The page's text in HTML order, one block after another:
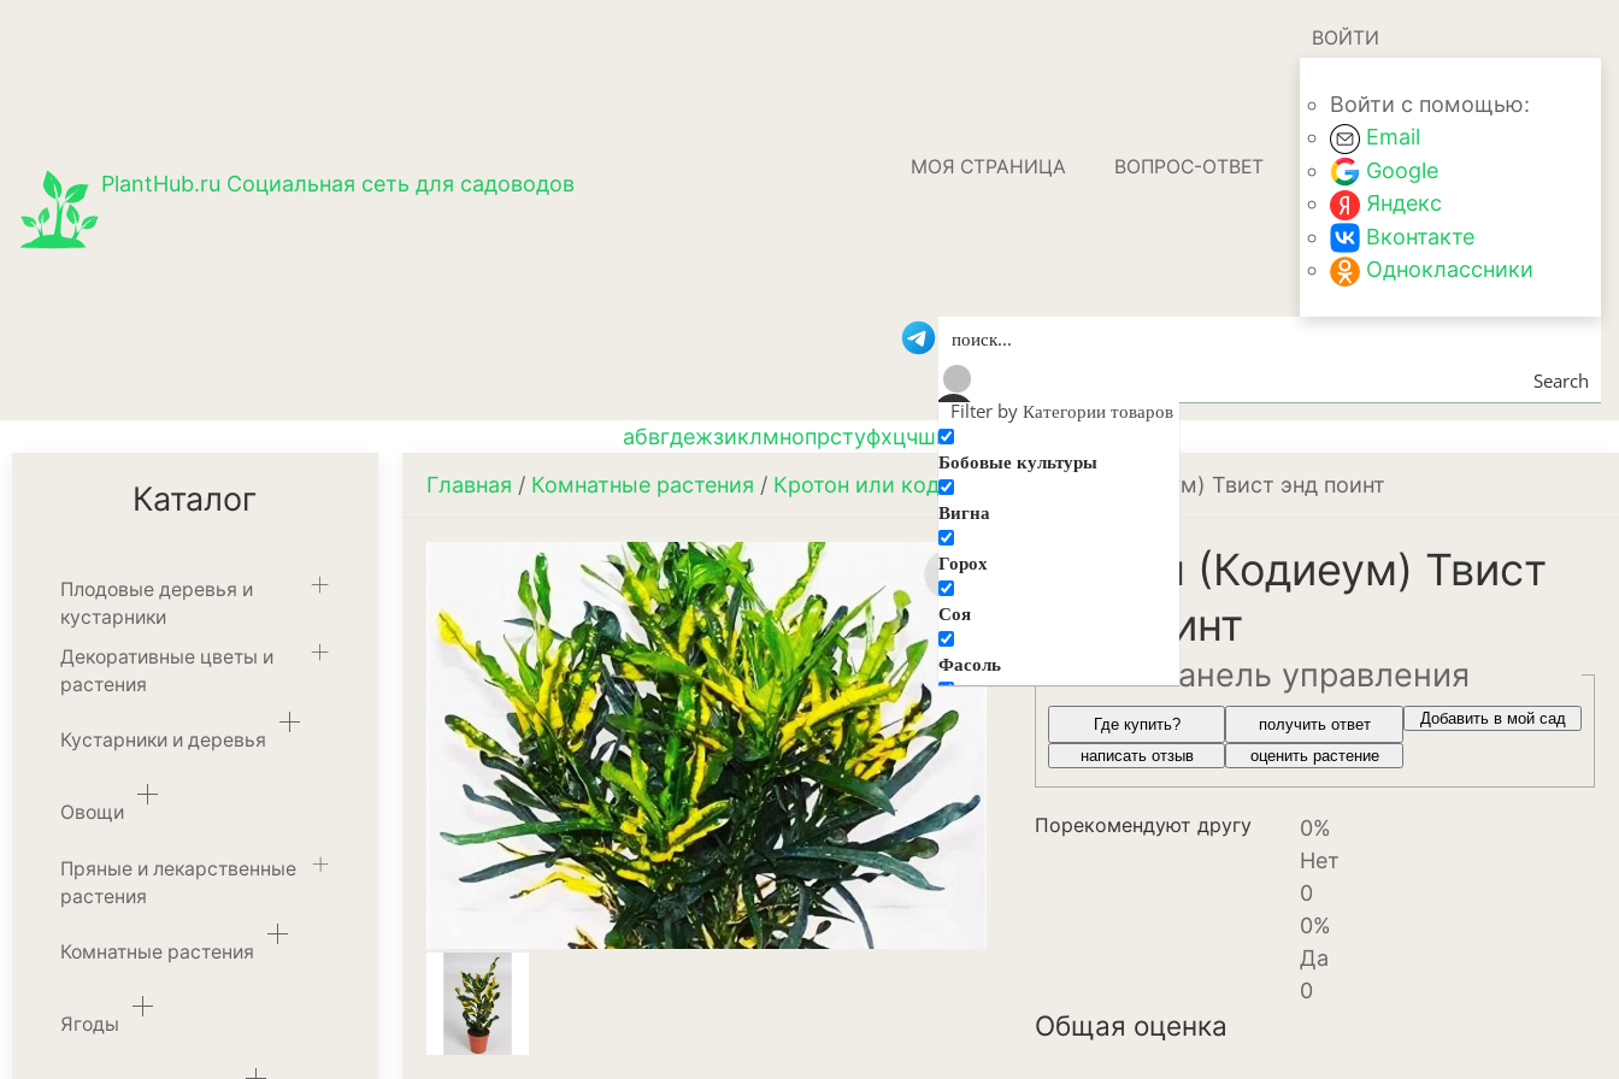
PlantHub.ru Социальная сеть для садоводов
МОЯ СТРАНИЦА ВОПРОС-ОТВЕТ
ВОЙТИ
Войти с помощью:
Email
Google
Яндекс
Вконтакте
Одноклассники
Search
Filter by Категории товаров
Бобовые культуры
Вигна
Горох
Соя
Фасоль
Декоративные цветы и
растения
Аквилегия
Амарант
абвгдежзиклмнопрстуфхцчшщ
Каталог
Плодовые деревья и
кустарники
Декоративные цветы и
растения
Кустарники и деревья
Овощи
Пряные и лекарственные
растения
Комнатные растения
Ягоды
Главная / Комнатные растения / Кротон или кодиеум / Кротон (Кодиеум) Твист энд поинт
Кротон (Кодиеум) Твист
энд поинт
панель управления
Где купить? получить ответ Добавить в мой сад
написать отзыв оценить растение
Порекомендуют другу
0%
Нет
0
0%
Да
0
Общая оценка